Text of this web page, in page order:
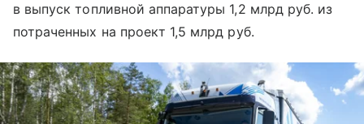
в выпуск топливной аппаратуры 1,2 млрд руб. из
потраченных на проект 1,5 млрд руб.